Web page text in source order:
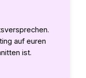
auf euren
ist.